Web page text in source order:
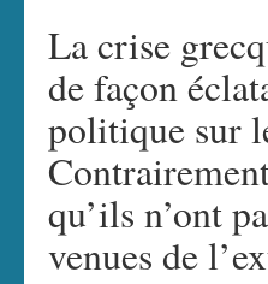
La crise
de façon
politique sur
qu’ils n’ont
venues de